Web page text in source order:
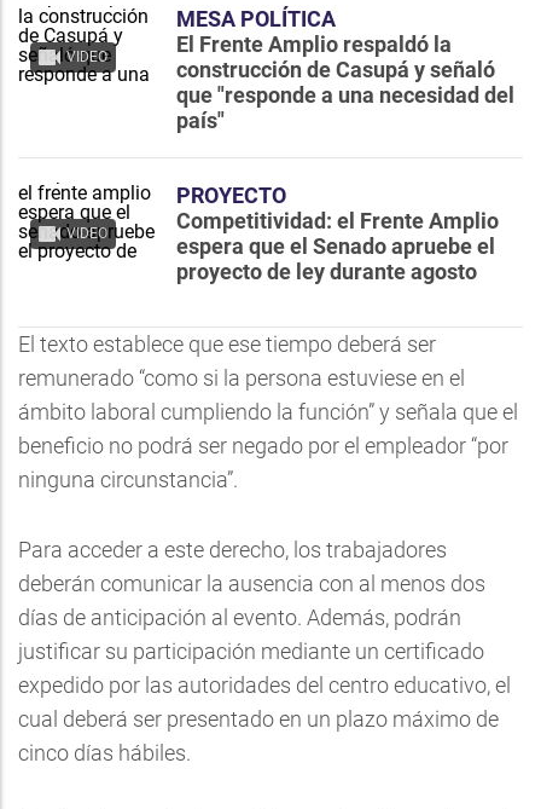
VIDEO
MESA POLÍTICA
El Frente Amplio respaldó la
construcción de Casupá y señaló
que "responde a una necesidad del
país"
VIDEO
PROYECTO
Competitividad: el Frente Amplio
espera que el Senado apruebe el
proyecto de ley durante agosto
El texto establece que ese tiempo deberá ser
remunerado “como si la persona estuviese en el
ámbito laboral cumpliendo la función” y señala que el
beneficio no podrá ser negado por el empleador “por
ninguna circunstancia”.
Para acceder a este derecho, los trabajadores
deberán comunicar la ausencia con al menos dos
días de anticipación al evento. Además, podrán
justificar su participación mediante un certificado
expedido por las autoridades del centro educativo, el
cual deberá ser presentado en un plazo máximo de
cinco días hábiles.